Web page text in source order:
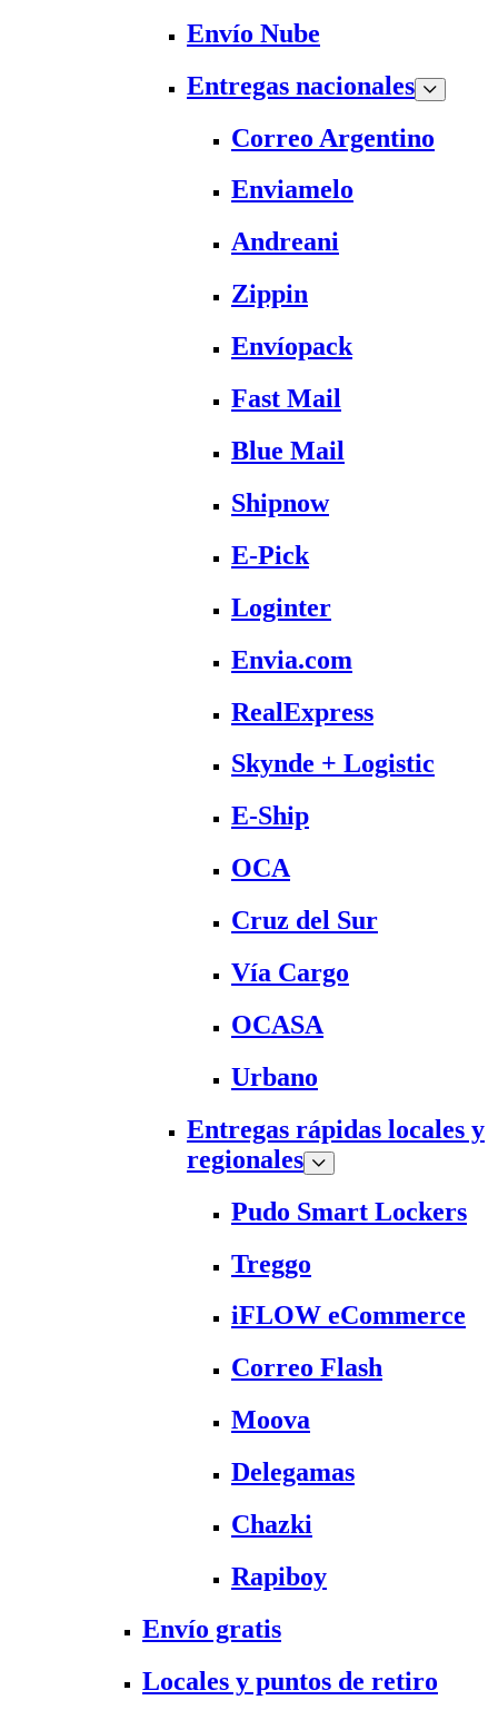
Envío Nube
Entregas nacionales
Correo Argentino
Enviamelo
Andreani
Zippin
Envíopack
Fast Mail
Blue Mail
Shipnow
E-Pick
Loginter
Envia.com
RealExpress
Skynde + Logistic
E-Ship
OCA
Cruz del Sur
Vía Cargo
OCASA
Urbano
Entregas rápidas locales y
regionales
Pudo Smart Lockers
Treggo
iFLOW eCommerce
Correo Flash
Moova
Delegamas
Chazki
Rapiboy
Envío gratis
Locales y puntos de retiro